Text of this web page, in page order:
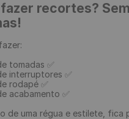
recortes? Sem
tomadas ✅
interruptores ✅
rodapé ✅
acabamento ✅
de uma régua e estilete, fica